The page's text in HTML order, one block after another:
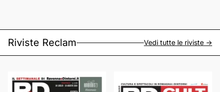
Riviste Reclam Vedi tutte le riviste ->